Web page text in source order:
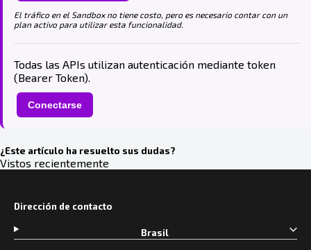
El tráfico en el Sandbox no tiene costo, pero es necesario contar con un
plan activo para utilizar esta funcionalidad.
Todas las APIs utilizan autenticación mediante token
(Bearer Token).
Conectarse
¿Este artículo ha resuelto sus dudas?
Vistos recientemente
Dirección de contacto
Brasil